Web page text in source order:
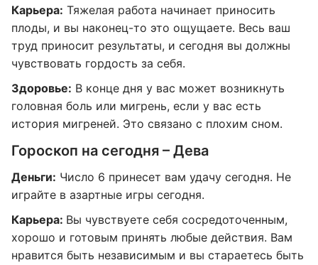
Карьера: Тяжелая работа начинает приносить
плоды, и вы наконец-то это ощущаете. Весь ваш
труд приносит результаты, и сегодня вы должны
чувствовать гордость за себя.
Здоровье: В конце дня у вас может возникнуть
головная боль или мигрень, если у вас есть
история мигреней. Это связано с плохим сном.
Гороскоп на сегодня – Дева
Деньги: Число 6 принесет вам удачу сегодня. Не
играйте в азартные игры сегодня.
Карьера: Вы чувствуете себя сосредоточенным,
хорошо и готовым принять любые действия. Вам
нравится быть независимым и вы стараетесь быть